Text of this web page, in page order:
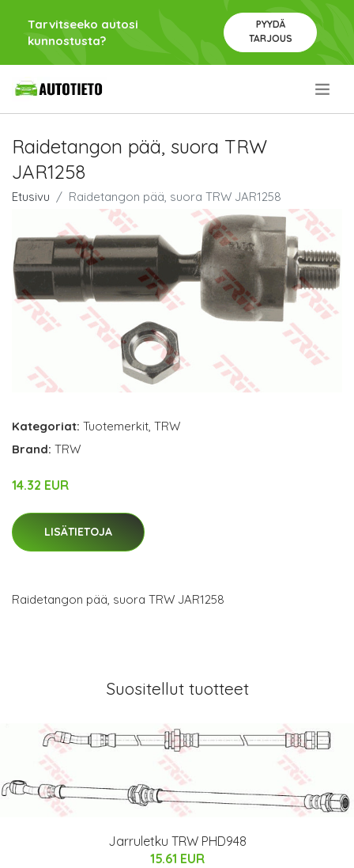
Tarvitseeko autosi
kunnostusta?
PYYDÄ
TARJOUS
Raidetangon pää, suora TRW
JAR1258
Etusivu Raidetangon pää, suora TRW JAR1258
Kategoriat: Tuotemerkit, TRW
Brand: TRW
14.32 EUR
LISÄTIETOJA
Raidetangon pää, suora TRW JAR1258
Suositellut tuotteet
Jarruletku TRW PHD948
15.61 EUR